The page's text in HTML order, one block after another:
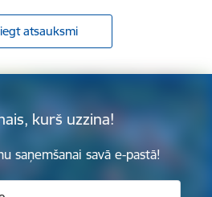
atsauksmi
kurš uzzina!
saņemšanai savā e-pastā!